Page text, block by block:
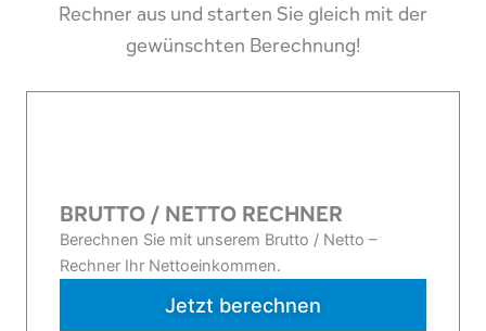
Rechner aus und starten Sie gleich mit der
gewünschten Berechnung!
BRUTTO / NETTO RECHNER
Berechnen Sie mit unserem Brutto / Netto –
Rechner Ihr Nettoeinkommen.
Jetzt berechnen